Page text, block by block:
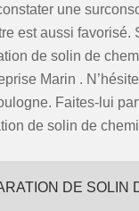
une
est aussi favorisé.
de solin de
Marin .
Faites-lui
de solin de
DE SOLIN